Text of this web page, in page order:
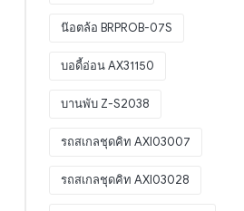
น๊อตล้อ BRPROB-07S
บอดี้อ่อน AX31150
บานพับ Z-S2038
รถสเกลชุดคิท AXI03007
รถสเกลชุดคิท AXI03028